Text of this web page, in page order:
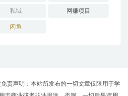
私域 网赚项目
闲鱼
责声明：本站所发布的一切文章仅限用于学